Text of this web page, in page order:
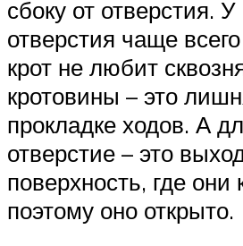
сбоку от отверстия. У
отверстия чаще
крот не любит
кротовины – это
прокладке ходов. А
отверстие – это
поверхность, где они
поэтому оно открыто.